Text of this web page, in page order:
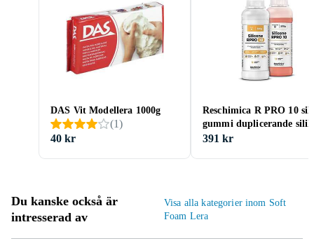
DAS Vit Modellera 1000g
(1)
40 kr
Reschimica R PRO 10
gummi duplicerande
391 kr
Du kanske också är
intresserad av
Visa alla kategorier inom Soft
Foam Lera